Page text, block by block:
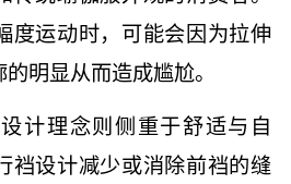
度运动时，可能会因为拉伸
明显从而造成尴尬。
计理念则侧重于舒适与自
裆设计减少或消除前裆的缝